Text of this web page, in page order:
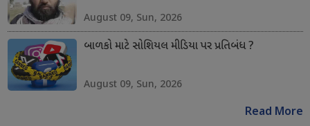
August 09, Sun, 2026
બાળકો માટે સોશિયલ મીડિયા પર પ્રતિબંધ ?
August 09, Sun, 2026
Read More